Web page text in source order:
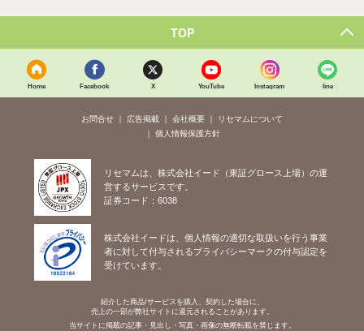
TOP
Home Facebook X YouTube Instagram line
お問合せ 広告掲載 会社概要
リセマムについて
個人情報保護方針
リセマムは、株式会社イード（東証グロース上場）の運
営するサービスです。
証券コード：6038
株式会社イードは、個人情報の適切な取扱いを行う事業
者に対して付与されるプライバシーマークの付与認定を
受けています。
紹介した商品/サービスを購入、契約した場合に、
売上の一部が弊社サイトに還元されることがあります。
当サイトに掲載の記事・見出し・写真・画像の無断転載を禁じます。